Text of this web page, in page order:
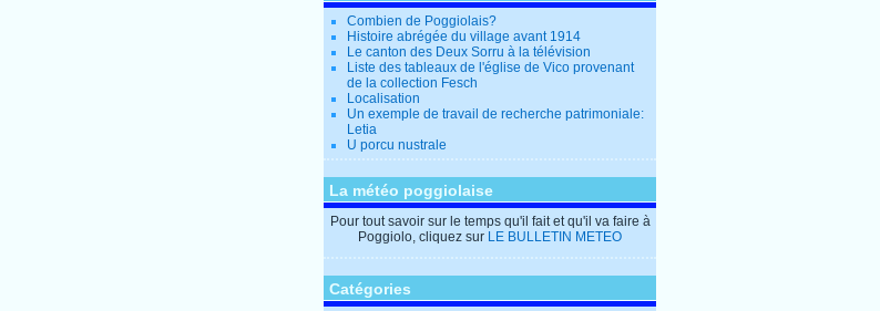
Combien de Poggiolais?
Histoire abrégée du village avant 1914
Le canton des Deux Sorru à la télévision
Liste des tableaux de l'église de Vico provenant
de la collection Fesch
Localisation
Un exemple de travail de recherche patrimoniale:
Letia
U porcu nustrale
La météo poggiolaise
Pour tout savoir sur le temps qu'il fait et qu'il va faire à
Poggiolo, cliquez sur LE BULLETIN METEO
Catégories